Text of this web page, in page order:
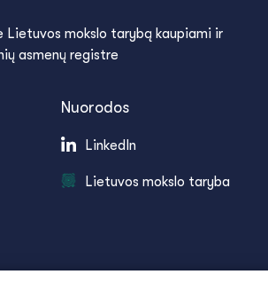
Lietuvos mokslo tarybą kaupiami ir
asmenų registre
Nuorodos
LinkedIn
Lietuvos mokslo taryba